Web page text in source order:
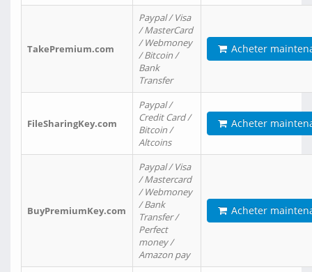
TakePremium.com
Paypal / Visa
/ MasterCard
/ Webmoney
/ Bitcoin /
Bank
Transfer
Acheter
FileSharingKey.com
Paypal /
Credit Card /
Bitcoin /
Altcoins
Acheter
BuyPremiumKey.com
Paypal / Visa
/ Mastercard
/ Webmoney
/ Bank
Transfer /
Perfect
money /
Amazon pay
Acheter